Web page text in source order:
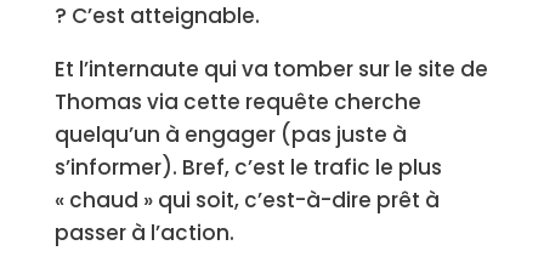
? C’est atteignable.
Et l’internaute qui va tomber sur le site de
Thomas via cette requête cherche
quelqu’un à engager (pas juste à
s’informer). Bref, c’est le trafic le plus
« chaud » qui soit, c’est-à-dire prêt à
passer à l’action.